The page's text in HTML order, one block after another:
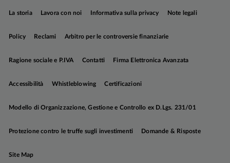
positivi delle politiche espansive promosse dalle
soprattutto l’atteggiamento più accomodante
tempo) giustificanola nostra preferenza per le
classi di investimento più rischiose . La prudenza,
valutative ​ridimensionate dopo la fase di
convincenti dai fondamentali macro e micro.
La storia Lavora con noi Informativa sulla privacy Note legali
Policy Reclami Arbitro per le controversie finanziarie
Ragione sociale e P.IVA Contatti Firma Elettronica Avanzata
Accessibilità Whistleblowing Certificazioni
Modello di Organizzazione, Gestione e Controllo ex D.Lgs. 231/01
Protezione contro le truffe sugli investimenti Domande & Risposte
Site Map